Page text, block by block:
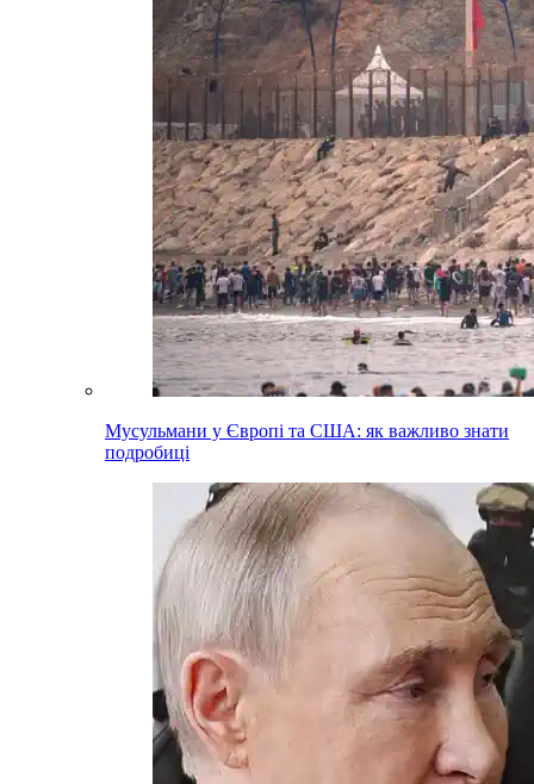
Мусульмани у Європі та США: як важливо знати
подробиці